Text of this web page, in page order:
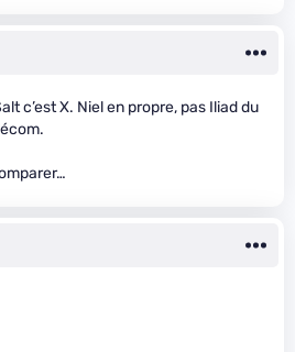
c’est X. Niel en propre, pas Iliad du